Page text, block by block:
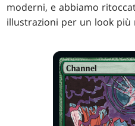
moderni, e abbiamo
illustrazioni per un look più